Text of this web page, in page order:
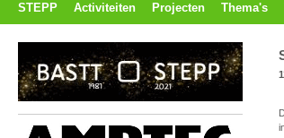
STEPP Activiteiten Projecten Thema's